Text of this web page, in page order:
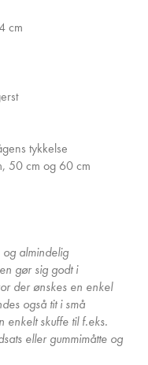
cm
tykkelse
50 cm og 60 cm
og almindelig
gør sig godt i
der ønskes en enkel
også tit i små
skuffe til f.eks.
eller gummimåtte og